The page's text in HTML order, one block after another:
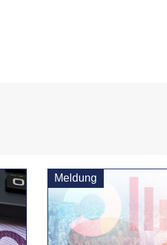
Meldung